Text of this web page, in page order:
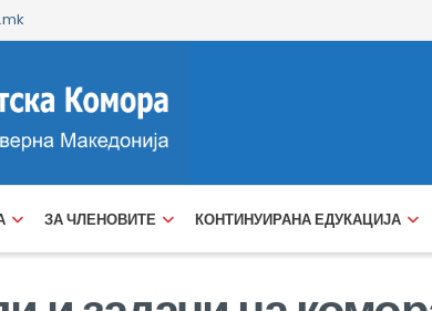
ЗА ЧЛЕНОВИТЕ КОНТИНУИРАНА ЕДУКАЦИЈА